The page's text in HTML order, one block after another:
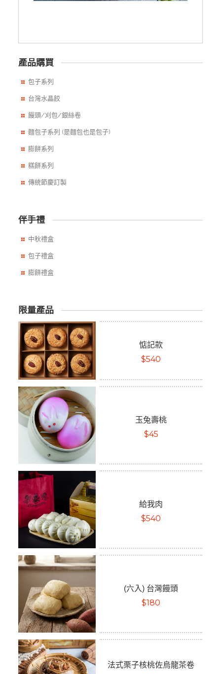
產品購買
包子系列
台灣水晶餃
饅頭/刈包/銀絲卷
麵包子系列 (是麵包也是包子)
膨餅系列
糕餅系列
傳統節慶訂製
伴手禮
中秋禮盒
包子禮盒
膨餅禮盒
限量產品
惦記款
$540
玉兔壽桃
$45
給我肉
$540
(六入) 台灣饅頭
$180
法式栗子核桃佐烏龍茶卷